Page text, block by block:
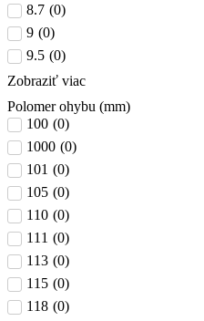
8.7 (0)
9 (0)
9.5 (0)
Zobraziť viac
Polomer ohybu (mm)
100 (0)
1000 (0)
101 (0)
105 (0)
110 (0)
111 (0)
113 (0)
115 (0)
118 (0)